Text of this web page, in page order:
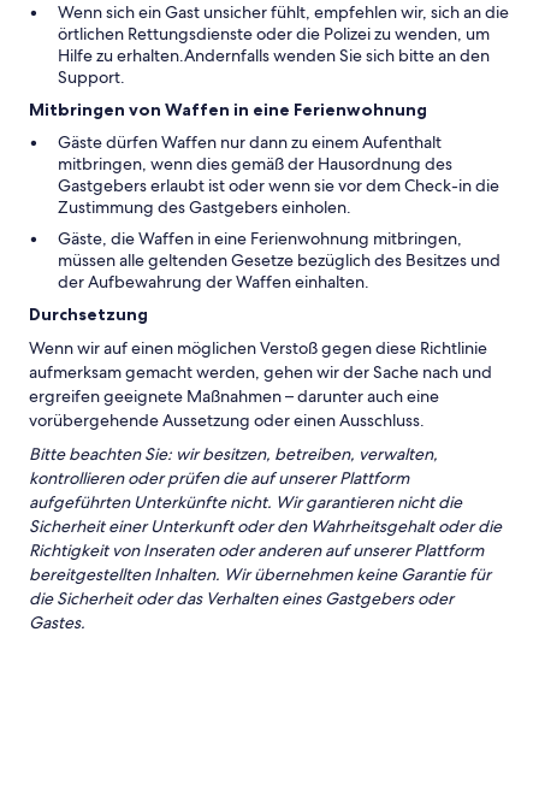
Wenn sich ein Gast unsicher fühlt, empfehlen wir, sich an die
örtlichen Rettungsdienste oder die Polizei zu wenden, um
Hilfe zu erhalten.Andernfalls wenden Sie sich bitte an den
Support.
Mitbringen von Waffen in eine Ferienwohnung
Gäste dürfen Waffen nur dann zu einem Aufenthalt
mitbringen, wenn dies gemäß der Hausordnung des
Gastgebers erlaubt ist oder wenn sie vor dem Check-in die
Zustimmung des Gastgebers einholen.
Gäste, die Waffen in eine Ferienwohnung mitbringen,
müssen alle geltenden Gesetze bezüglich des Besitzes und
der Aufbewahrung der Waffen einhalten.
Durchsetzung
Wenn wir auf einen möglichen Verstoß gegen diese Richtlinie
aufmerksam gemacht werden, gehen wir der Sache nach und
ergreifen geeignete Maßnahmen – darunter auch eine
vorübergehende Aussetzung oder einen Ausschluss.
Bitte beachten Sie: wir besitzen, betreiben, verwalten,
kontrollieren oder prüfen die auf unserer Plattform
aufgeführten Unterkünfte nicht. Wir garantieren nicht die
Sicherheit einer Unterkunft oder den Wahrheitsgehalt oder die
Richtigkeit von Inseraten oder anderen auf unserer Plattform
bereitgestellten Inhalten. Wir übernehmen keine Garantie für
die Sicherheit oder das Verhalten eines Gastgebers oder
Gastes.